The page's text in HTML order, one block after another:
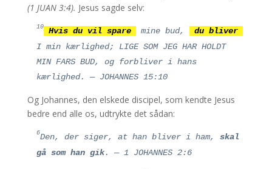
(1 JUAN 3:4). Jesus sagde selv:
10 Hvis du vil spare mine bud,
du bliver
I min kærlighed; LIGE SOM JEG HAR HOLDT
MIN FARS BUD, og forbliver i hans
kærlighed. — JOHANNES 15:10
Og Johannes, den elskede discipel, som kendte Jesus
bedre end alle os, udtrykte det sådan:
6Den, der siger, at han bliver i ham, skal
gå som han gik. — 1 JOHANNES 2:6